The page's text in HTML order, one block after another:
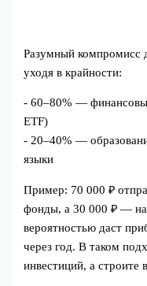
Разумный компромисс
уходя в крайности:
- 60–80% —
ETF)
- 20–40% —
языки
Пример: 70 000 ₽
фонды, а 30 000 ₽ — на
вероятностью даст
через год. В таком
инвестиций, а